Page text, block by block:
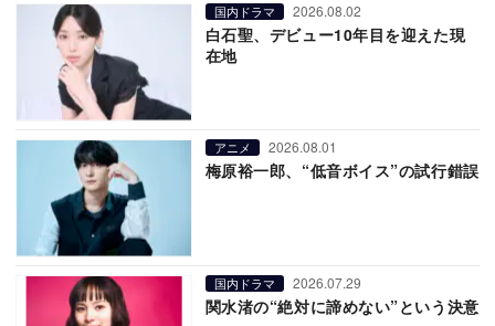
国内ドラマ 2026.08.02
白石聖、デビュー10年目を迎えた現
在地
アニメ 2026.08.01
梅原裕一郎、“低音ボイス”の試行錯誤
国内ドラマ 2026.07.29
関水渚の“絶対に諦めない”という決意